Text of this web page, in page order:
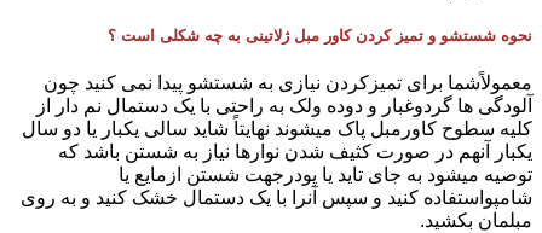
نحوه شستشو و تمیز کردن کاور مبل ژلاتینی به چه شکلی است ؟
معمولاًشما برای تمیزکردن نیازی به شستشو پیدا نمی کنید چون
آلودگی ها گردوغبار و دوده ولک به راحتی با یک دستمال نم دار از
کلیه سطوح کاورمبل پاک میشوند نهایتاً شاید سالی یکبار یا دو سال
یکبار آنهم در صورت کثیف شدن نوارها نیاز به شستن باشد که
توصیه میشود به جای تاید یا پودرجهت شستن ازمایع یا
شامپواستفاده کنید و سپس آنرا با یک دستمال خشک کنید و به روی
مبلمان بکشید.